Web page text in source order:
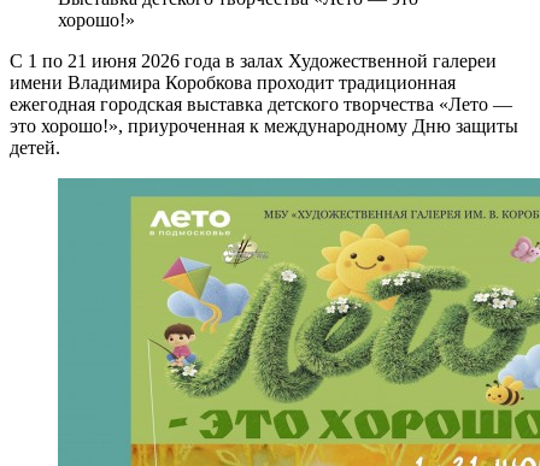
хорошо!»
С 1 по 21 июня 2026 года в залах Художественной галереи
имени Владимира Коробкова проходит традиционная
ежегодная городская выставка детского творчества «Лето —
это хорошо!», приуроченная к международному Дню защиты
детей.